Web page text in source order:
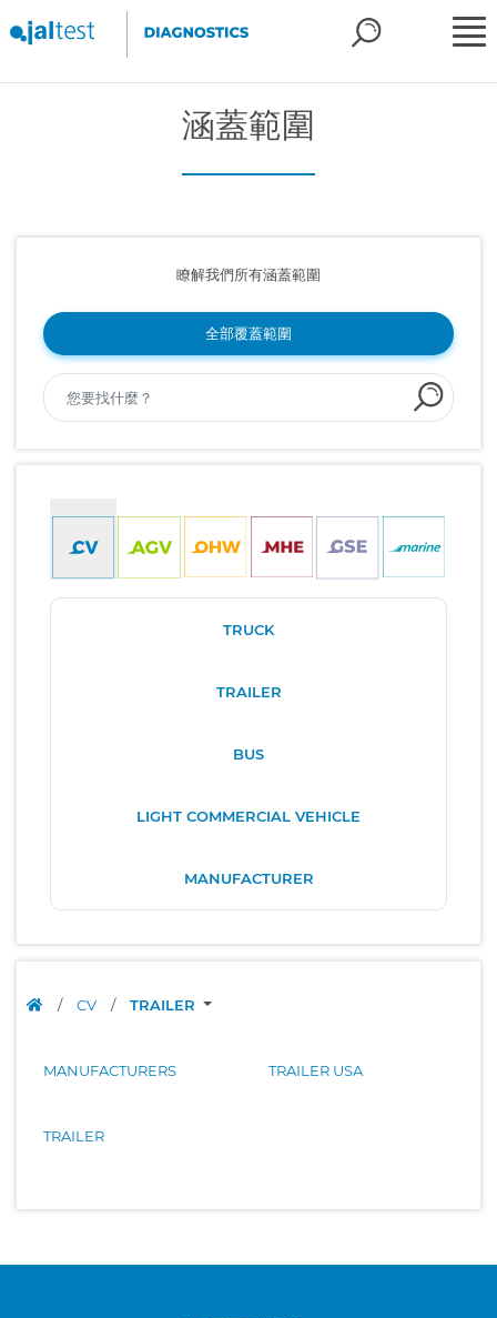
涵蓋範圍
瞭解我們所有涵蓋範圍
全部覆蓋範圍
TRUCK
TRAILER
BUS
LIGHT COMMERCIAL VEHICLE
MANUFACTURER
/ CV / TRAILER
MANUFACTURERS
TRAILER
TRAILER USA